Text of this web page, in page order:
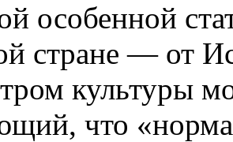
особенной
стране — от
культуры
что